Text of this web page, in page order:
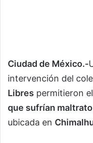
Ciudad de México.-
intervención del
Libres permitieron
que sufrían
ubicada en